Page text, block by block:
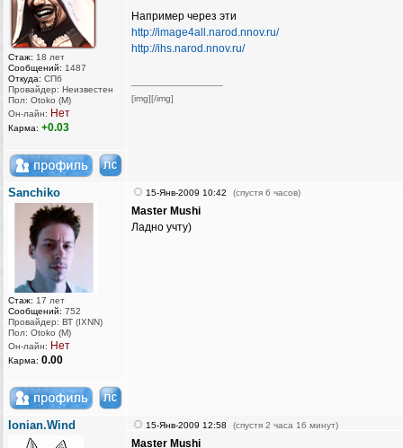
Стаж: 18 лет
Сообщений: 1487
Откуда: СПб
Провайдер: Неизвестен
Пол: Otoko (M)
Он-лайн: Нет
Карма: +0.03
Например через эти
http://image4all.narod.nnov.ru/
http://ihs.narod.nnov.ru/
[img][/img]
Sanchiko
Стаж: 17 лет
Сообщений: 752
Провайдер: ВТ (IXNN)
Пол: Otoko (M)
Он-лайн: Нет
Карма: 0.00
15-Янв-2009 10:42 (спустя 6 часов)
Master Mushi
Ладно учту)
Ionian.Wind 15-Янв-2009 12:58 (спустя 2 часа 16 минут)
Master Mushi